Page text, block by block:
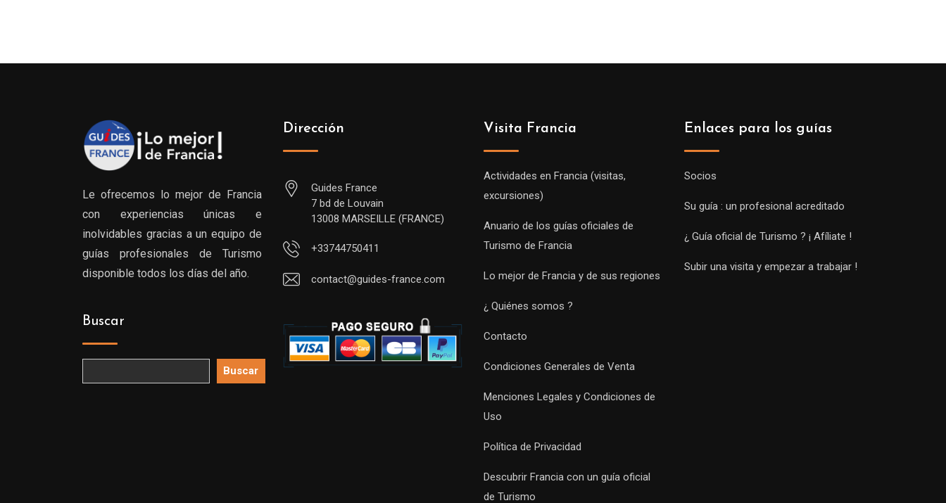
Le ofrecemos lo mejor de Francia
con experiencias únicas e
inolvidables gracias a un equipo de
guías profesionales de Turismo
disponible todos los días del año.
Buscar
Buscar
Dirección
Guides France
7 bd de Louvain
13008 MARSEILLE (FRANCE)
+33744750411
contact@guides-france.com
Visita Francia
Actividades en Francia (visitas,
excursiones)
Anuario de los guías oficiales de
Turismo de Francia
Lo mejor de Francia y de sus regiones
¿ Quiénes somos ?
Contacto
Condiciones Generales de Venta
Menciones Legales y Condiciones de
Uso
Política de Privacidad
Descubrir Francia con un guía oficial
de Turismo
Enlaces para los guías
Socios
Su guía : un profesional acreditado
¿ Guía oficial de Turismo ? ¡ Afíliate !
Subir una visita y empezar a trabajar !